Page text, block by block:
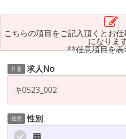
こちらの項目をご記入頂くとお
になります
**任意項目を
任意 求人No
任意 性別